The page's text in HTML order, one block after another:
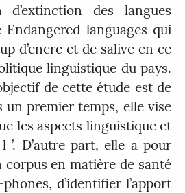
d’extinction des langues
languages qui
d’encre et de salive en ce
linguistique du pays.
de cette étude est de
un premier temps, elle vise
les aspects linguistique et
’. D’autre part, elle a pour
en matière de santé
d’identifier l’apport